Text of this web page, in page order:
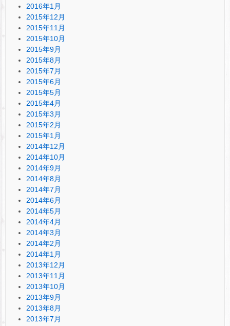
2016年1月
2015年12月
2015年11月
2015年10月
2015年9月
2015年8月
2015年7月
2015年6月
2015年5月
2015年4月
2015年3月
2015年2月
2015年1月
2014年12月
2014年10月
2014年9月
2014年8月
2014年7月
2014年6月
2014年5月
2014年4月
2014年3月
2014年2月
2014年1月
2013年12月
2013年11月
2013年10月
2013年9月
2013年8月
2013年7月